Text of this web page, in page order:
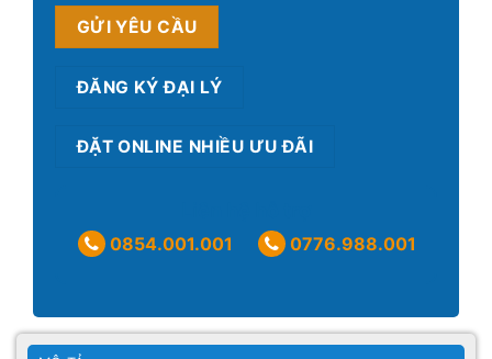
GỬI YÊU CẦU
ĐĂNG KÝ ĐẠI LÝ
ĐẶT ONLINE NHIỀU ƯU ĐÃI
0854.001.001 0776.988.001